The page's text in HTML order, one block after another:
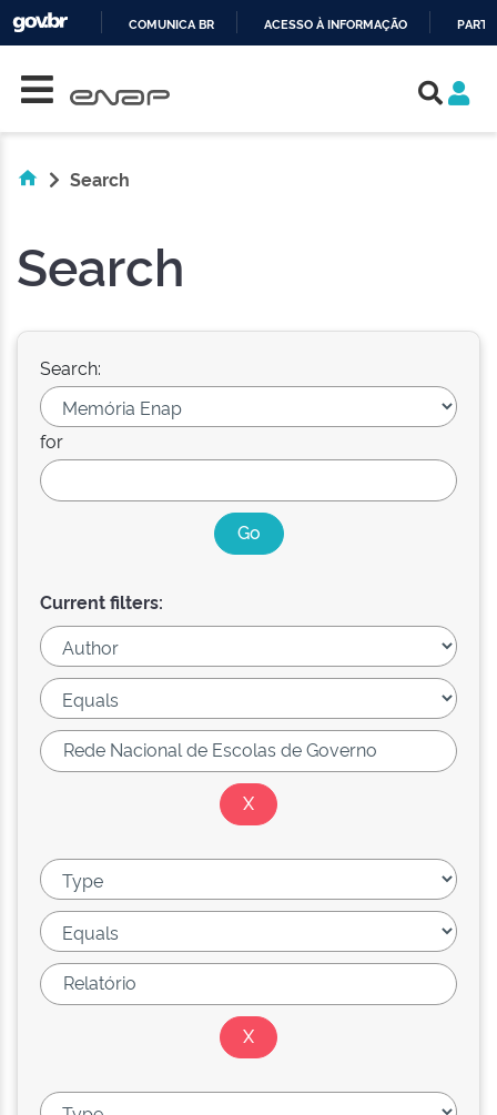
COMUNICA BR ACESSO À INFORMAÇÃO
Search
Search
Search:
for
Current filters: